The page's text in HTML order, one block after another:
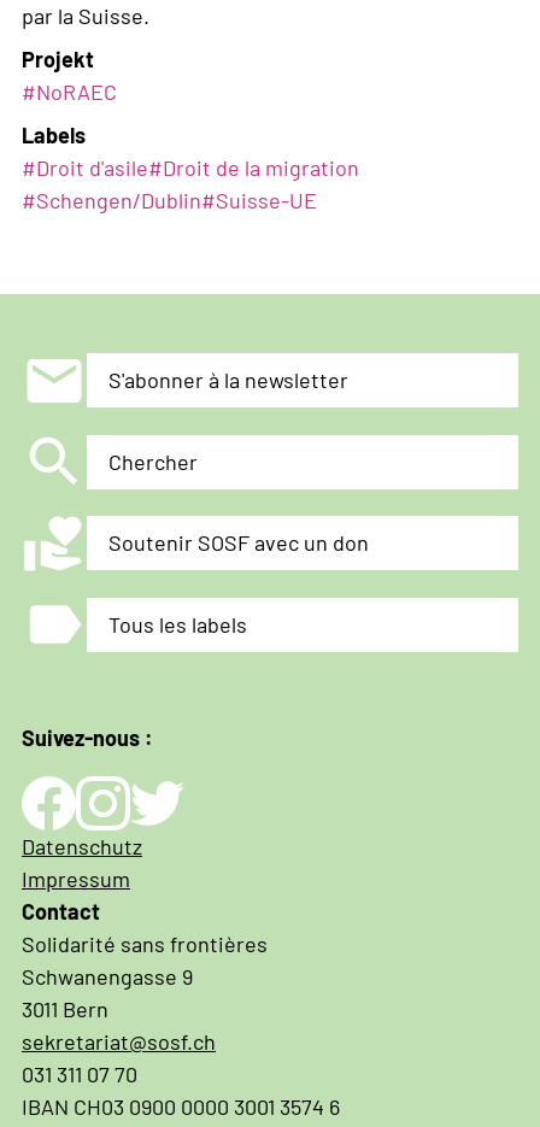
par la Suisse.
Projekt
#NoRAEC
Labels
#Droit d'asile#Droit de la migration
#Schengen/Dublin#Suisse-UE
mail S'abonner à la newsletter
search Chercher
volunteer_activism Soutenir SOSF avec un don
label Tous les labels
Suivez-nous :
Impressum
und
Datenschutz
Datenschutz
Impressum
Contact
Solidarité sans frontières
Schwanengasse 9
3011 Bern
sekretariat@sosf.ch
031 311 07 70
IBAN CH03 0900 0000 3001 3574 6